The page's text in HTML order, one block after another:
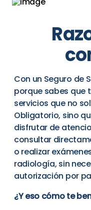
Con un Seguro de
porque sabes que
servicios que no
Obligatorio, sino
disfrutar de
consultar
o realizar
radiología, sin
autorización por
¿Y eso cómo te